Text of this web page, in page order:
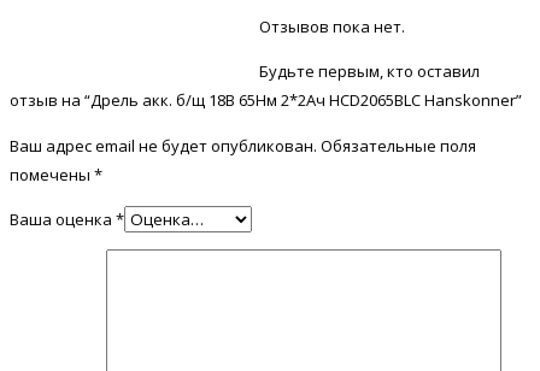
Отзывов пока нет.
Будьте первым, кто оставил
отзыв на “Дрель акк. б/щ 18В 65Нм 2*2Ач HCD2065BLC Hanskonner”
Ваш адрес email не будет опубликован. Обязательные поля
помечены *
Ваша оценка *